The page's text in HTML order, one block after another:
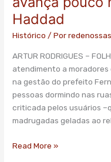
Haddad
Histórico / Por
ARTUR RODRIGUES –
atendimento a moradores
na gestão do prefeito
pessoas dormindo nas
criticada pelos usuários
madrugadas geladas ao
moradores
de
rua
pouco
na
gestão
Fernando
Haddad
Read More »